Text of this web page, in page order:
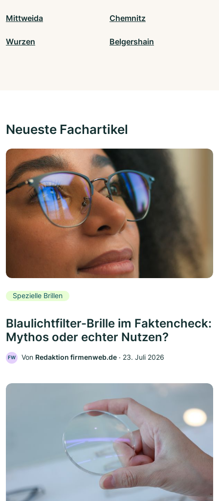
Mittweida Chemnitz
Wurzen Belgershain
Neueste Fachartikel
Spezielle Brillen
Blaulichtfilter-Brille im Faktencheck:
Mythos oder echter Nutzen?
FW Von Redaktion firmenweb.de ‧ 23. Juli 2026